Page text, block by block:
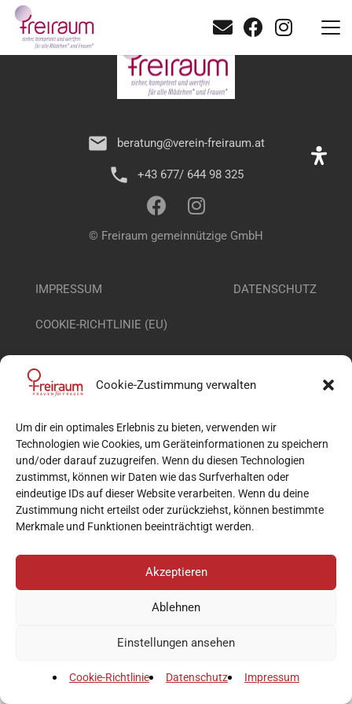
Cookie-Zustimmung verwalten
Um dir ein optimales Erlebnis zu bieten, verwenden wir
Technologien wie Cookies, um Geräteinformationen zu speichern
und/oder darauf zuzugreifen. Wenn du diesen Technologien
zustimmst, können wir Daten wie das Surfverhalten oder
eindeutige IDs auf dieser Website verarbeiten. Wenn du deine
Zustimmung nicht erteilst oder zurückziehst, können bestimmte
Merkmale und Funktionen beeinträchtigt werden.
Akzeptieren
Ablehnen
Einstellungen ansehen
Cookie-Richtlinie Datenschutz Impressum
mail beratung@verein-freiraum.at
phone +43 677/ 644 98 325
© Freiraum gemeinnützige GmbH
IMPRESSUM DATENSCHUTZ
COOKIE-RICHTLINIE (EU)